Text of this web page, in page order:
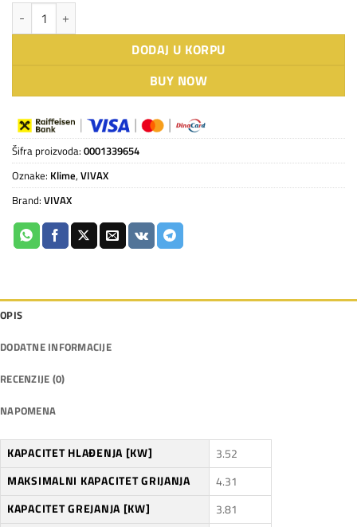
VIVAX COOL, klima ur.multi, ACP-12CC35AERI/I3s + panel količina
DODAJ U KORPU
BUY NOW
Šifra proizvoda: 0001339654
Oznake: Klime, VIVAX
Brand: VIVAX
OPIS
DODATNE INFORMACIJE
RECENZIJE (0)
NAPOMENA
KAPACITET HLAĐENJA [KW]
3.52
MAKSIMALNI KAPACITET GRIJANJA
4.31
KAPACITET GREJANJA [KW]
3.81